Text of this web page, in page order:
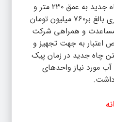
مجوزهای لازم، یک حلقه چاه جدید به عمق ۲۳۰ متر و
دبی ۲۰ لیتر بر ثانیه با اعتباری بالغ بر۷۶۰ میلیون تومان
و همراهی شرکت
به جهت تجهیز و
چاه جدید در زمان پیک
مورد نیاز واحدهای